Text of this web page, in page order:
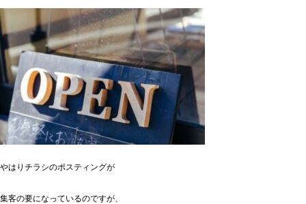
やはりチラシのポスティングが
集客の要になっているのですが、